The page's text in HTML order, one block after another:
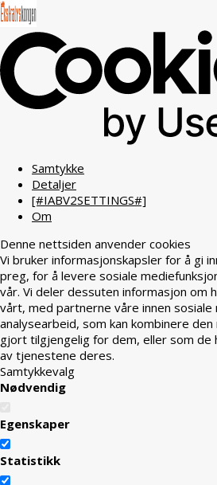
Samtykke
Detaljer
[#IABV2SETTINGS#]
Om
Denne nettsiden anvender cookies
Vi bruker informasjonskapsler for å gi
preg, for å levere sosiale
vår. Vi deler dessuten informasjon
vårt, med partnerne våre innen
analysearbeid, som kan kombinere
gjort tilgjengelig for dem, eller som de
av tjenestene deres.
Samtykkevalg
Nødvendig
Egenskaper
Statistikk